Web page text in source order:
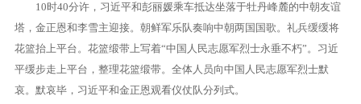
10时40分许，习近平和彭丽媛乘车抵达坐落于牡丹峰麓的中朝友谊
塔，金正恩和李雪主迎接。朝鲜军乐队奏响中朝两国国歌。礼兵缓缓将
花篮抬上平台。花篮缎带上写着“中国人民志愿军烈士永垂不朽”。习近
平缓步走上平台，整理花篮缎带。全体人员向中国人民志愿军烈士默
哀。默哀毕，习近平和金正恩观看仪仗队分列式。